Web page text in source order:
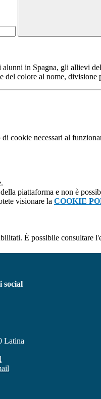
in Spagna, gli allievi
del colore al nome, divisione
cookie necessari al
piattaforma e non è
visionare la COOKIE
È possibile consultare
social
Latina